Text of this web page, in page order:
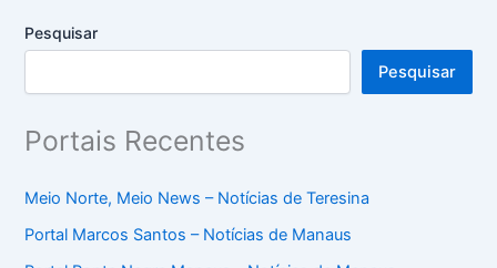
Pesquisar
Pesquisar
Portais Recentes
Meio Norte, Meio News – Notícias de Teresina
Portal Marcos Santos – Notícias de Manaus